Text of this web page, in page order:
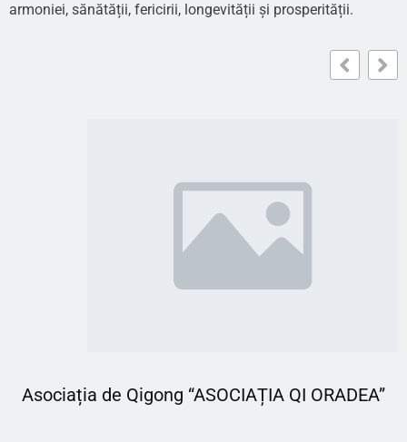
armoniei, sănătății, fericirii, longevității și prosperității.
Asociația de Qigong “ASOCIAȚIA QI ORADEA”